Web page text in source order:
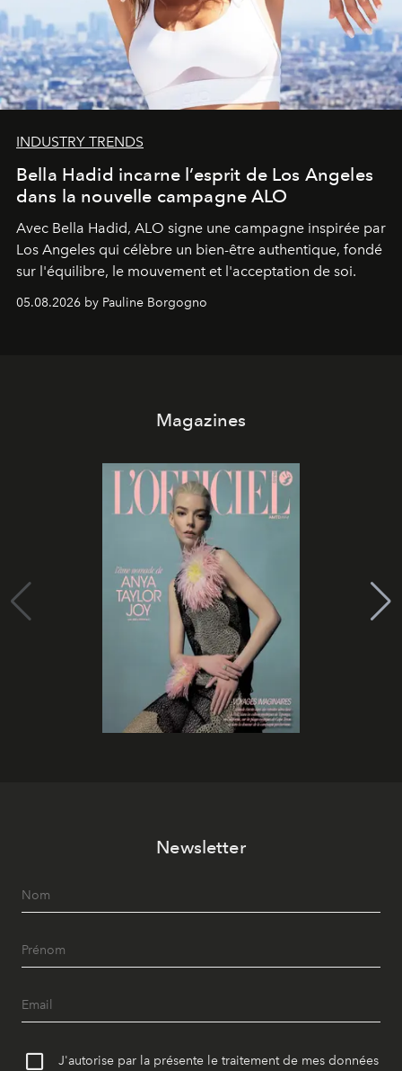
INDUSTRY TRENDS
Bella Hadid incarne l’esprit de Los Angeles
dans la nouvelle campagne ALO
Avec Bella Hadid, ALO signe une campagne inspirée par
Los Angeles qui célèbre un bien-être authentique, fondé
sur l'équilibre, le mouvement et l'acceptation de soi.
05.08.2026 by Pauline Borgogno
Magazines
Newsletter
J'autorise par la présente le traitement de mes données